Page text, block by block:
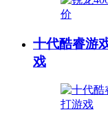
十代酷睿游
戏